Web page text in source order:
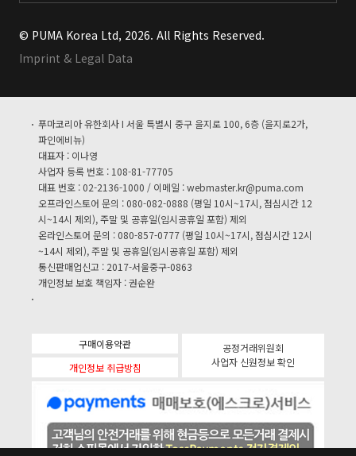
© PUMA Korea Ltd, 2026. All Rights Reserved.
Imprint & Legal Data
푸마코리아 유한회사 I 서울 특별시 중구 을지로 100, 6층 (을지로2가,
파인에비뉴)
대표자 : 이나영
사업자 등록 번호 : 108-81-77705
대표 번호 : 02-2136-1000 / 이메일 :webmaster.kr@puma.com
오프라인스토어 문의 : 080-082-0888 (평일 10시~17시, 점심시간 12
시~14시 제외), 주말 및 공휴일(임시공휴일 포함) 제외
온라인스토어 문의 : 080-857-0777 (평일 10시~17시, 점심시간 12시
~14시 제외), 주말 및 공휴일(임시공휴일 포함) 제외
통신판매업신고 : 2017-서울중구-0863
개인정보 보호 책임자 : 권순완
구매이용약관
개인정보 취급방침
공정거래위원회
사업자 신원정보 확인